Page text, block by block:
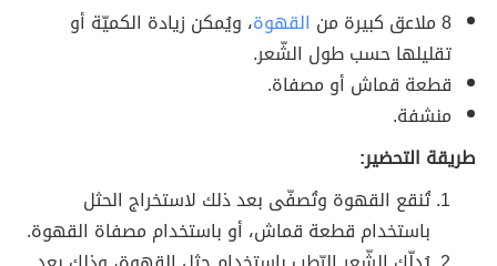
8 ملاعق كبيرة من
القهوة، ويُمكن زيادة الكميّة أو
تقليلها حسب طول الشّعر.
قطعة قماش أو مصفاة.
منشفة.
طريقة التحضير:
تُنقع القهوة وتُصفّى بعد ذلك لاستخراج الحثل
باستخدام قطعة قماش، أو باستخدام مصفاة القهوة.